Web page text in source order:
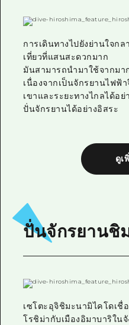
การเดินทางไปยังย่านใจก
เที่ยวที่แสนสะดวกมาก
มันสามารถนำมาใช้จากมา
เนื่องจากเป็นจักรยานไฟฟ้
เขาและระยะทางไกลได้อ
ปั่นจักรยานได้อย่างอิสระ
ดูเ
ปั่นจักรยานชิ
เซโตะอุจิชิมะนามิไคโดเชื่
โรชิม่ากับเมืองอิมาบาริใน